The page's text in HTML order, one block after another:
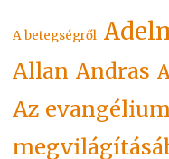
A betegségről
Allan Andras
Az